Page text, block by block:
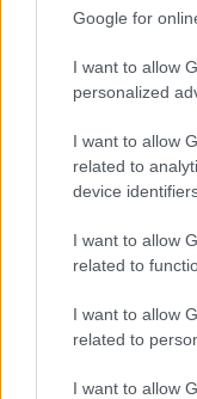
Google for
I want to allow
personalized
I want to allow
related to
device
I want to allow
related to
I want to allow
related to
I want to allow
Lagzi
Golik,
Snopek,
Hős és